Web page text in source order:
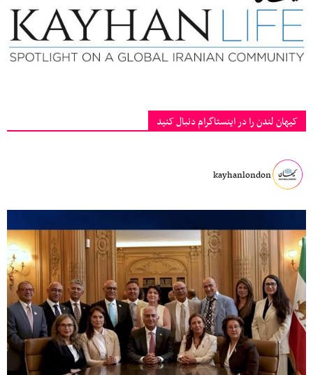
کیهان لندن را در اینستاگرام دنبال کنید
kayhanlondon